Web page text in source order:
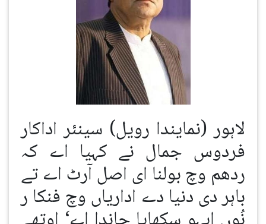
لاہور (نمایندا رویل) سینئر اداکار
فردوس جمال نے کہیا اے کہ
ردھم وچ بولنا ای اصل آرٹ اے تے
باہر دی دنیا دے اداریاں وچ فنکا ر